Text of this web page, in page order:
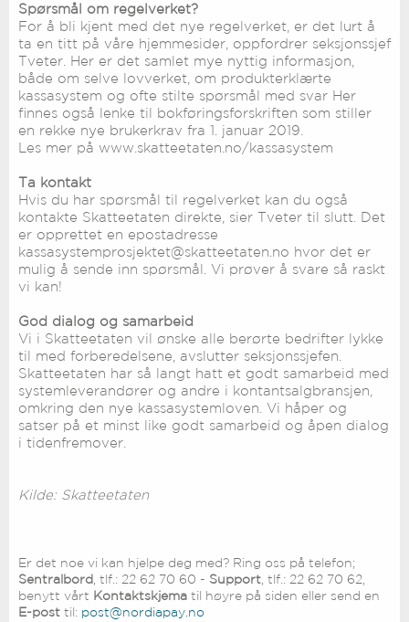
Spørsmål om regelverket?
For å bli kjent med det nye regelverket, er det lurt å
ta en titt på våre hjemmesider, oppfordrer seksjonssjef
Tveter. Her er det samlet mye nyttig informasjon,
både om selve lovverket, om produkterklærte
kassasystem og ofte stilte spørsmål med svar Her
finnes også lenke til bokføringsforskriften som stiller
en rekke nye brukerkrav fra 1. januar 2019.
Les mer på www.skatteetaten.no/kassasystem
Ta kontakt
Hvis du har spørsmål til regelverket kan du også
kontakte Skatteetaten direkte, sier Tveter til slutt. Det
er opprettet en epostadresse
kassasystemprosjektet@skatteetaten.no hvor det er
mulig å sende inn spørsmål. Vi prøver å svare så raskt
vi kan!
God dialog og samarbeid
Vi i Skatteetaten vil ønske alle berørte bedrifter lykke
til med forberedelsene, avslutter seksjonssjefen.
Skatteetaten har så langt hatt et godt samarbeid med
systemleverandører og andre i kontantsalgbransjen,
omkring den nye kassasystemloven. Vi håper og
satser på et minst like godt samarbeid og åpen dialog
i tidenfremover.
Kilde: Skatteetaten
Er det noe vi kan hjelpe deg med? Ring oss på telefon;
Sentralbord , tlf.: 22 62 70 60 - Support , tlf.: 22 62 70 62,
benytt vårt Kontaktskjema til høyre på siden eller send en
E-post til: post@nordiapay.no